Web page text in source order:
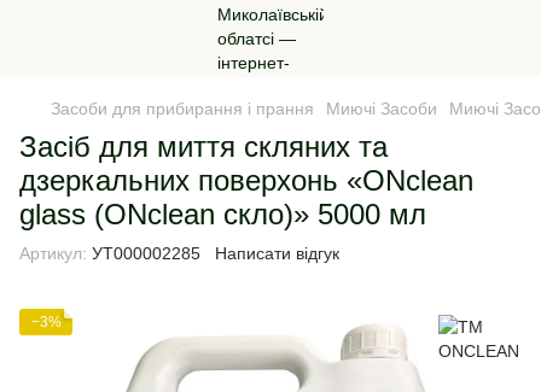
Засоби для прибирання і прання Миючі Засоби Миючі
Засіб для миття скляних та
дзеркальних поверхонь «ONсlean
glass (ONсlean скло)» 5000 мл
Артикул: УТ000002285 Написати відгук
−3%